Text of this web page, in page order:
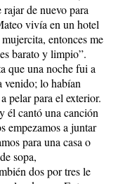
rajar de nuevo para
vivía en un hotel
entonces me
barato y limpio”.
que una noche fui a
venido; lo habían
pelar para el exterior.
él cantó una canción
empezamos a juntar
para una casa o
sopa,
dos por tres le